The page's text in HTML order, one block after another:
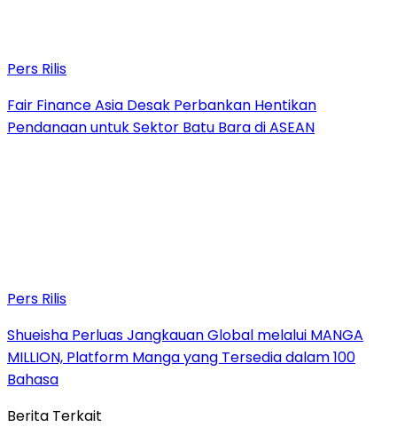
Pers Rilis
Fair Finance Asia Desak Perbankan Hentikan
Pendanaan untuk Sektor Batu Bara di ASEAN
Pers Rilis
Shueisha Perluas Jangkauan Global melalui MANGA
MILLION, Platform Manga yang Tersedia dalam 100
Bahasa
Berita Terkait